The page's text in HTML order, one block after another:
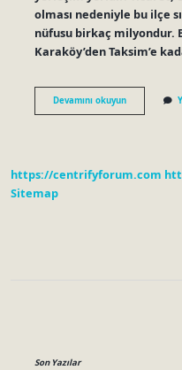
olması nedeniyle bu ilçe
nüfusu birkaç milyondur.
Karaköy’den Taksim’e
Devamını okuyunTaksim
Mahalle
https://centrifyforum.com
Sitemap
Son Yazılar